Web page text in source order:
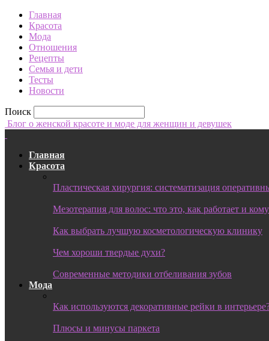
Главная
Красота
Мода
Отношения
Рецепты
Семья и дети
Тесты
Новости
Поиск
Блог о женской красоте и моде для женщин и девушек
Главная
Красота
Пластическая хирургия: систематизация
Мезотерапия для волос: что это, как работает и
Как выбрать лучшую косметологическую клинику
Чем хороши твердые духи?
Современные методики отбеливания зубов
Мода
Как используются декоративные рейки в
Плюсы и минусы паркета